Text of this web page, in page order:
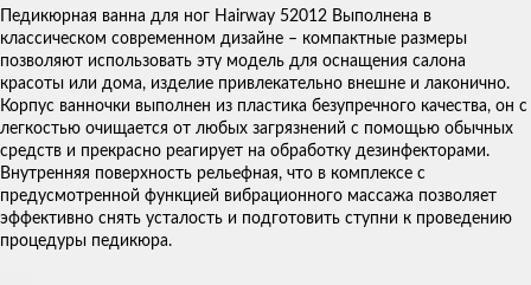
Педикюрная ванна для ног Hairway 52012 Выполнена в
классическом современном дизайне – компактные размеры
позволяют использовать эту модель для оснащения салона
красоты или дома, изделие привлекательно внешне и лаконично.
Корпус ванночки выполнен из пластика безупречного качества, он с
легкостью очищается от любых загрязнений с помощью обычных
средств и прекрасно реагирует на обработку дезинфекторами.
Внутренняя поверхность рельефная, что в комплексе с
предусмотренной функцией вибрационного массажа позволяет
эффективно снять усталость и подготовить ступни к проведению
процедуры педикюра.​​